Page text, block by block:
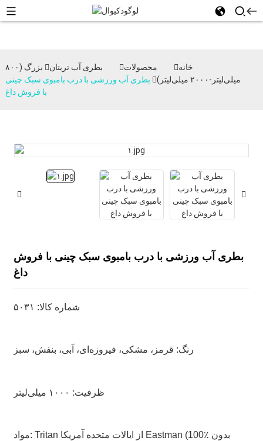
خانه محصولات بطری آب تریتان
بزرگ (۸۰۰
میلی‌لیتر-۲۰۰۰ میلی‌لیتر)
بطری آب ورزشی با درب بامبوی سبک چینی
با فروش داغ
بطری آب ورزشی با درب بامبوی سبک چینی با فروش
داغ
شماره کالا: ۵۰۳۱
رنگ: قرمز، مشکی، فیروزه‌ای، آبی، بنفش، سبز
ظرفیت: ۱۰۰۰ میلی‌لیتر
مواد: Tritan از ایالات متحده آمریکا Eastman (100٪ بدون